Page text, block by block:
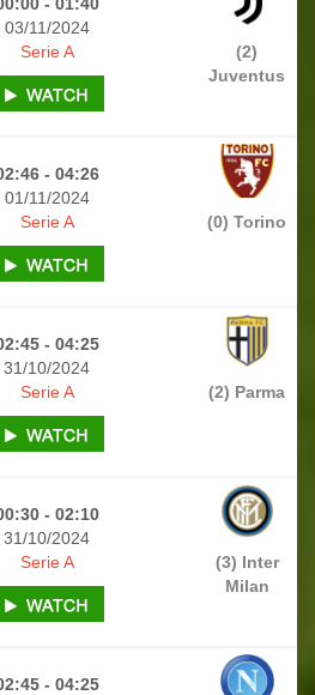
03/11/2024
(2)
Juventus
Serie A
- 04:26
01/11/2024
(0) Torino
Serie A
- 04:25
31/10/2024
(2) Parma
Serie A
- 02:10
31/10/2024
(3) Inter
Milan
Serie A
- 04:25